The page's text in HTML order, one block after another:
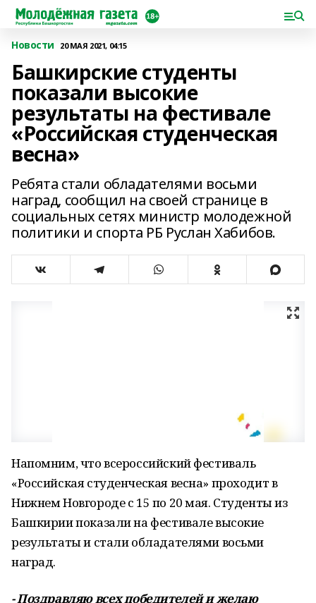
Новости 20 МАЯ 2021, 04:15
Башкирские студенты
показали высокие
результаты на фестивале
«Российская студенческая
весна»
Ребята стали обладателями восьми
наград, сообщил на своей странице в
социальных сетях министр молодежной
политики и спорта РБ Руслан Хабибов.
Напомним, что всероссийский фестиваль
«Российская студенческая весна» проходит в
Нижнем Новгороде с 15 по 20 мая. Студенты из
Башкирии показали на фестивале высокие
результаты и стали обладателями восьми
наград.
- Поздравляю всех победителей и желаю